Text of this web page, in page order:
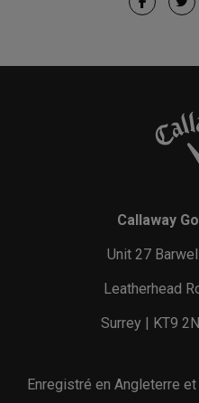
Callaway
Unit 27
Leatherhead
Surrey | KT9
Enregistré en Angleterre